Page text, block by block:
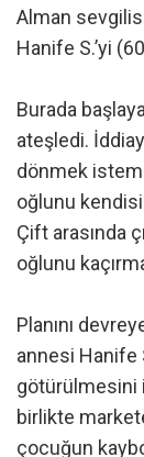
Alman
Hanife S.’yi
Burada
ateşledi.
dönmek
oğlunu
Çift arasında
oğlunu
Planını
annesi Hanife
götürülmesini
birlikte
çocuğun